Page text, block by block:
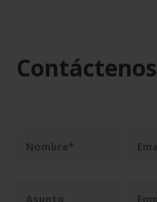
Contáctenos